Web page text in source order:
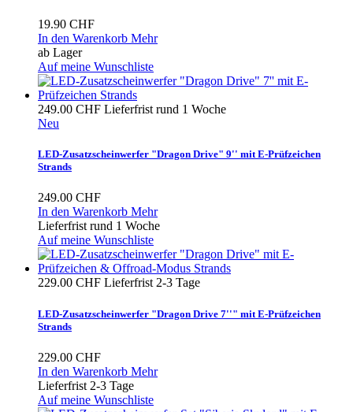
19.90 CHF
In den Warenkorb Mehr
ab Lager
Auf meine Wunschliste
249.00 CHF Lieferfrist rund 1 Woche
Neu
LED-Zusatzscheinwerfer "Dragon Drive" 9'' mit E-Prüfzeichen
Strands
249.00 CHF
In den Warenkorb Mehr
Lieferfrist rund 1 Woche
Auf meine Wunschliste
229.00 CHF Lieferfrist 2-3 Tage
LED-Zusatzscheinwerfer "Dragon Drive 7''" mit E-Prüfzeichen
Strands
229.00 CHF
In den Warenkorb Mehr
Lieferfrist 2-3 Tage
Auf meine Wunschliste